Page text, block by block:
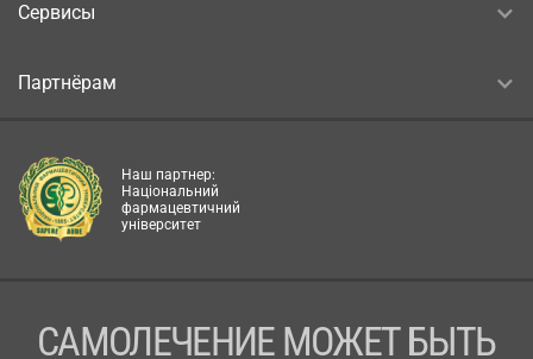
Сервисы
Партнёрам
Наш партнер:
Національний
фармацевтичний
університет
САМОЛЕЧЕНИЕ МОЖЕТ БЫТЬ